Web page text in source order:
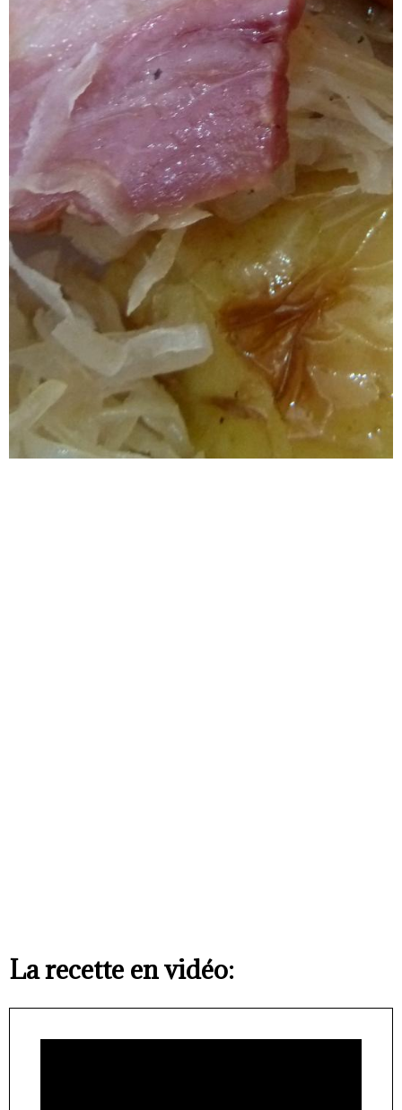
La recette en vidéo: